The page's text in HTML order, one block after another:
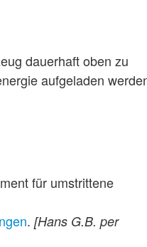
dauerhaft oben zu
aufgeladen
für umstrittene
. [Hans G.B. per